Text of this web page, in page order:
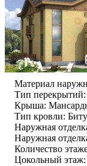
Материал
Тип
Крыша:
Тип кровли:
Наружная
Наружная
Количество
Цокольный этаж: